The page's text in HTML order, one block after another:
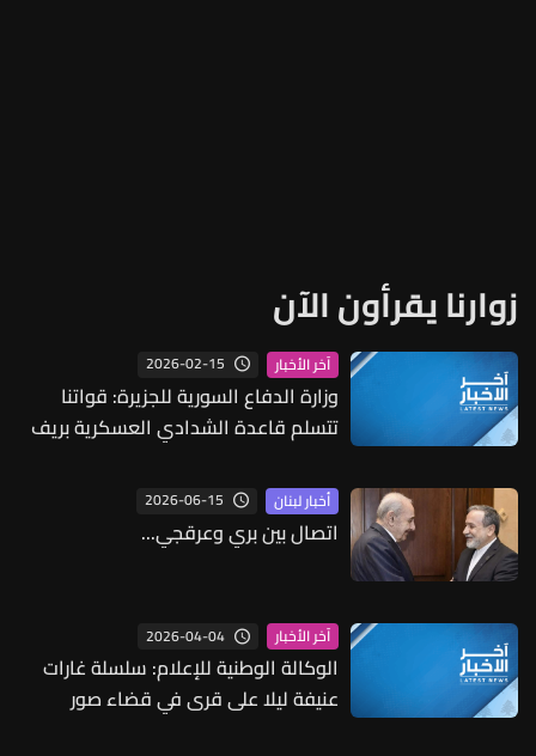
زوارنا يقرأون الآن
آخر الأخبار 2026-02-15
وزارة الدفاع السورية للجزيرة: قواتنا
تتسلم قاعدة الشدادي العسكرية بريف
الأميركي
أخبار لبنان 2026-06-15
اتصال بين بري وعرقجي...
آخر الأخبار 2026-04-04
الوكالة الوطنية للإعلام: سلسلة غارات
عنيفة ليلا على قرى في قضاء صور